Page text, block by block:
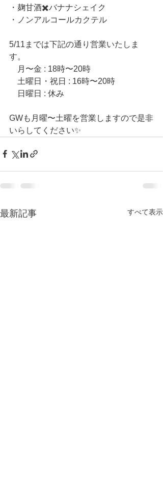
・麹甘酒✖️バナナシェイク
・ノンアルコールカクテル
5/11までは下記の通り営業いたしま
す。
月〜金 : 18時〜20時
土曜日・祝日 : 16時〜20時
日曜日 : 休み
GWも月曜〜土曜を営業しますので是非
いらしてください✨
最新記事 すべて表示